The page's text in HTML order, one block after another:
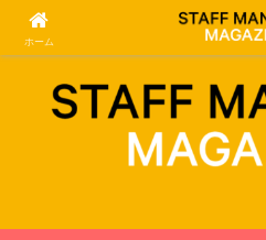
関西で働く介護士・看護師
ホーム